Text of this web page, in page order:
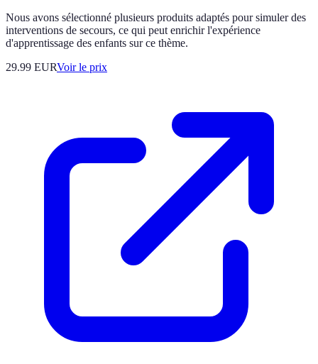
Nous avons sélectionné plusieurs produits adaptés pour simuler des
interventions de secours, ce qui peut enrichir l'expérience
d'apprentissage des enfants sur ce thème.
29.99 EURVoir le prix